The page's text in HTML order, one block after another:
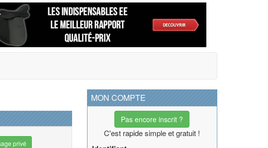
privé
MON COMPTE
Pas encore inscrit ?
C'est rapide simple et gratuit !